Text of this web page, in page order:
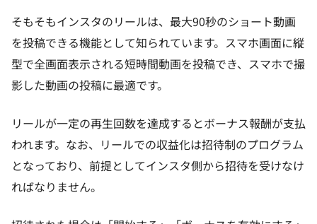
そもそもインスタのリールは、最大90秒のショート動画
を投稿できる機能として知られています。スマホ画面に縦
型で全画面表示される短時間動画を投稿でき、スマホで撮
影した動画の投稿に最適です。
リールが一定の再生回数を達成するとボーナス報酬が支払
われます。なお、リールでの収益化は招待制のプログラム
となっており、前提としてインスタ側から招待を受けなけ
ればなりません。